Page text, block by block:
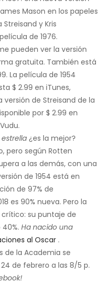
Mason en los papeles
y Kris
de 1976.
pueden ver la versión
gratuita. También está
La película de 1954
$ 2.99 en iTunes,
versión de Streisand de la
por $ 2.99 en
¿es la mejor?
pero según Rotten
a las demás, con una
de 1954 está en
de 97% de
es 90% nueva. Pero la
su puntaje de
Ha nacido una
al Oscar .
de la Academia se
de febrero a las 8/5 p.